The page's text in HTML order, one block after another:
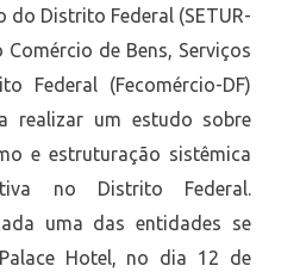
do Distrito Federal (SETUR-
Comércio de Bens, Serviços
Federal (Fecomércio-DF)
realizar um estudo sobre
e estruturação sistêmica
no Distrito Federal.
uma das entidades se
Hotel, no dia 12 de